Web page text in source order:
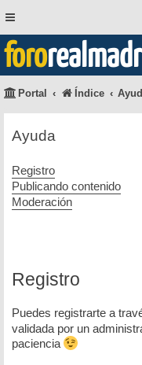
foro
Portal Índice
Ayuda
Registro
Publicando contenido
Moderación
Registro
Puedes registrarte a
validada por un
paciencia